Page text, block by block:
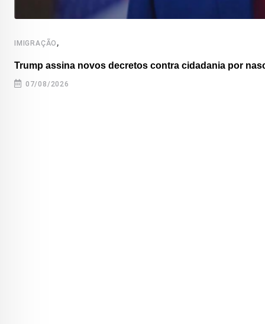
IMIGRAÇÃO ,
Trump assina novos decretos contra cidadania por
07/08/2026